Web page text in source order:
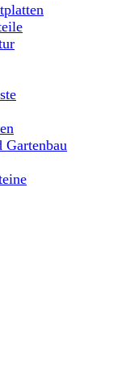
Gartenbau